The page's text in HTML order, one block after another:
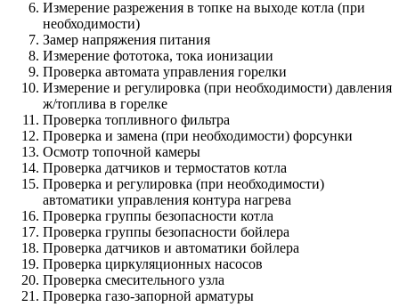
Измерение разрежения в топке на выходе котла (при
необходимости)
Замер напряжения питания
Измерение фототока, тока ионизации
Проверка автомата управления горелки
Измерение и регулировка (при необходимости) давления
ж/топлива в горелке
Проверка топливного фильтра
Проверка и замена (при необходимости) форсунки
Осмотр топочной камеры
Проверка датчиков и термостатов котла
Проверка и регулировка (при необходимости)
автоматики управления контура нагрева
Проверка группы безопасности котла
Проверка группы безопасности бойлера
Проверка датчиков и автоматики бойлера
Проверка циркуляционных насосов
Проверка смесительного узла
Проверка газо-запорной арматуры